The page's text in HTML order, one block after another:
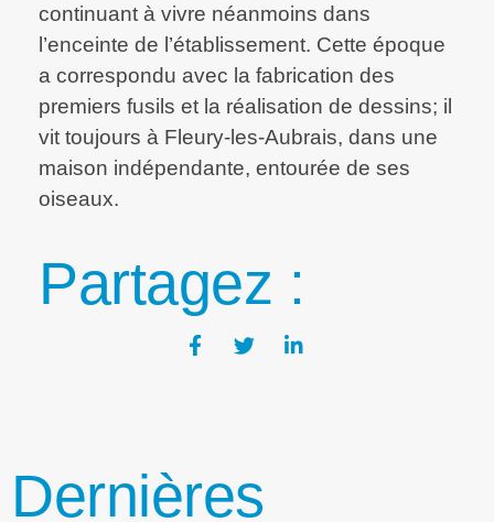
continuant à vivre néanmoins dans
l’enceinte de l’établissement. Cette époque
a correspondu avec la fabrication des
premiers fusils et la réalisation de dessins; il
vit toujours à Fleury-les-Aubrais, dans une
maison indépendante, entourée de ses
oiseaux.
Partagez :
Dernières